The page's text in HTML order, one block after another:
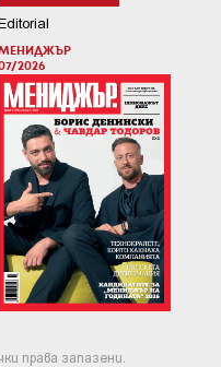
2026
права запазени.